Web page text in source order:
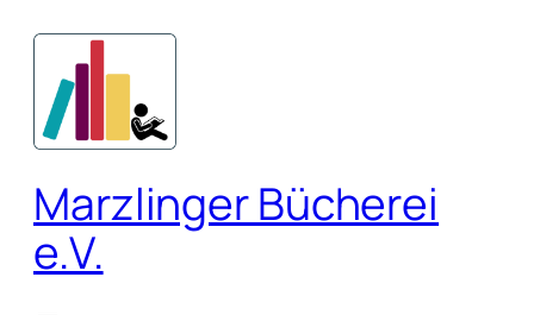
springen
Marzlinger Bücherei
e.V.